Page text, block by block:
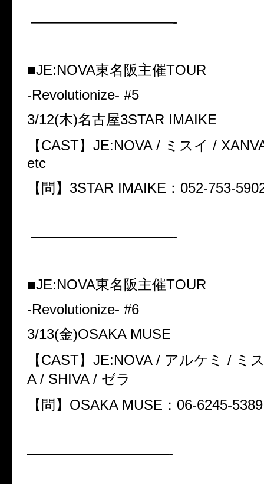
——————————-
■JE:NOVA東名阪主催TOUR
-Revolutionize- #5
3/12(木)名古屋3STAR IMAIKE
【CAST】JE:NOVA / ミスイ /
etc
【問】3STAR IMAIKE：052-753-
——————————-
■JE:NOVA東名阪主催TOUR
-Revolutionize- #6
3/13(金)OSAKA MUSE
【CAST】JE:NOVA / アルケミ / ミ
A / SHIVA / ゼラ
【問】OSAKA MUSE：06-6245-5389
——————————-